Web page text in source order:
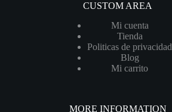
CUSTOM AREA
Mi cuenta
Tienda
Politicas de privacidad
Blog
Mi carrito
MORE INFORMATION